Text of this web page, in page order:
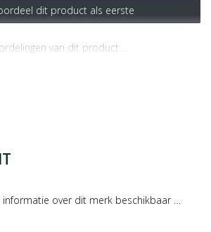
dit product als eerste
van dit product …
informatie over dit merk beschikbaar …